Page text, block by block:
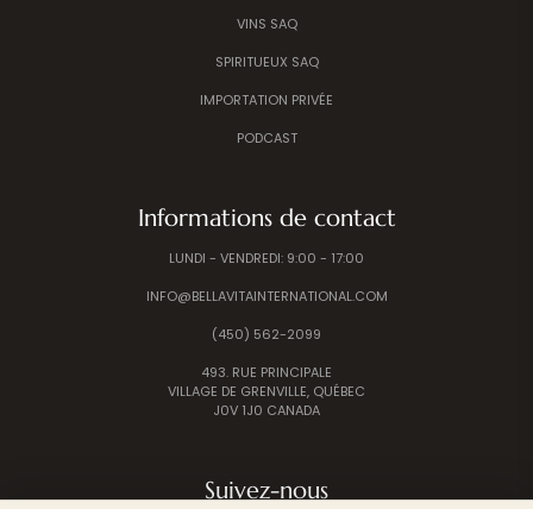
VINS SAQ
SPIRITUEUX SAQ
IMPORTATION PRIVÉE
PODCAST
Informations de contact
LUNDI - VENDREDI: 9:00 - 17:00
INFO@BELLAVITAINTERNATIONAL.COM
(450) 562-2099
493. RUE PRINCIPALE
VILLAGE DE GRENVILLE, QUÉBEC
J0V 1J0 CANADA
Suivez-nous